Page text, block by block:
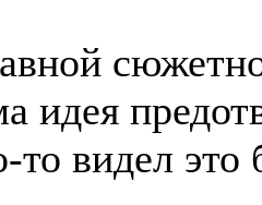
идея
то видел это